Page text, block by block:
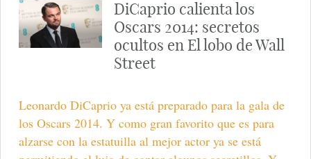
DiCaprio calienta los
Oscars 2014: secretos
ocultos en El lobo de Wall
Street
Leonardo DiCaprio ya está preparado para la gala de
los Oscars 2014. Y como gran favorito que es para
alzarse con la estatuilla al mejor actor ya se está